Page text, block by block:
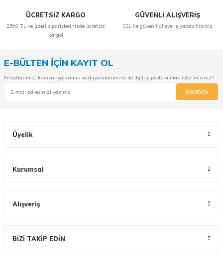
ÜCRETSİZ KARGO
2500 TL ve üzeri siparişlerinizde ücretsiz
kargo!
GÜVENLİ ALIŞVERİŞ
SSL ile güvenli alışveriş yapabilirsiniz
E-BÜLTEN İÇİN KAYIT OL
Fırsatlarımız, kampanyalarımız ve duyurularımızla ile ilgili e-posta almak ister misiniz?
KAYDOL
Üyelik
Kurumsal
Alışveriş
BİZİ TAKİP EDİN